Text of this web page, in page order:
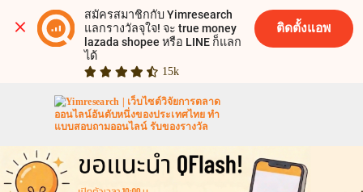
สมัครสมาชิกกับ Yimresearch
แลกรางวัลจุใจ! จะ true money
lazada shopee หรือ LINE ก็แลก
ได้
15k
ติดตั้งแอพ